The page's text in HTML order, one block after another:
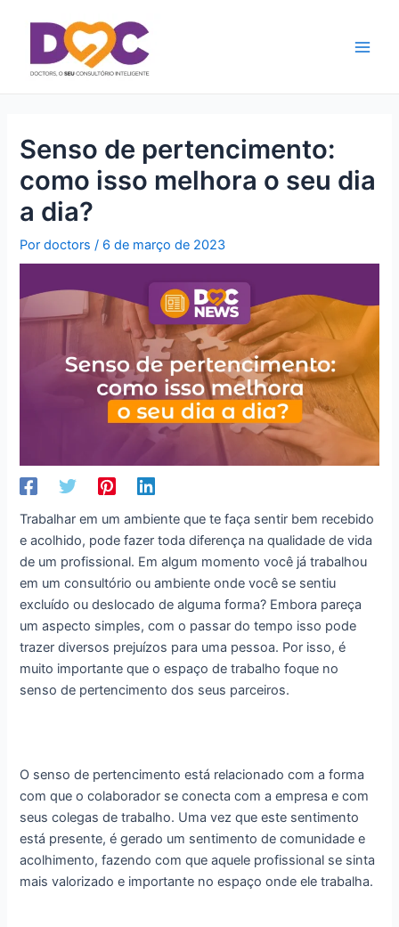
conteúdo
Senso de pertencimento:
como isso melhora o seu dia
a dia?
Pordoctors/ 6 de março de 2023
Trabalhar em um ambiente que te faça sentir bem recebido
e acolhido, pode fazer toda diferença na qualidade de vida
de um profissional. Em algum momento você já trabalhou
em um consultório ou ambiente onde você se sentiu
excluído ou deslocado de alguma forma? Embora pareça
um aspecto simples, com o passar do tempo isso pode
trazer diversos prejuízos para uma pessoa. Por isso, é
muito importante que o espaço de trabalho foque no
senso de pertencimento dos seus parceiros.
O senso de pertencimento está relacionado com a forma
com que o colaborador se conecta com a empresa e com
seus colegas de trabalho. Uma vez que este sentimento
está presente, é gerado um sentimento de comunidade e
acolhimento, fazendo com que aquele profissional se sinta
mais valorizado e importante no espaço onde ele trabalha.